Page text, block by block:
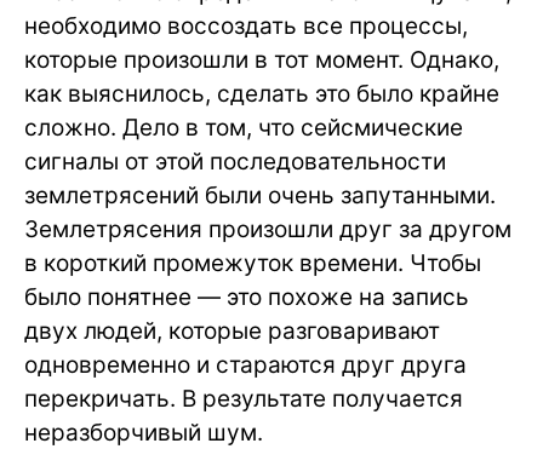
необходимо воссоздать все процессы,
которые произошли в тот момент. Однако,
как выяснилось, сделать это было крайне
сложно. Дело в том, что сейсмические
сигналы от этой последовательности
землетрясений были очень запутанными.
Землетрясения произошли друг за другом
в короткий промежуток времени. Чтобы
было понятнее — это похоже на запись
двух людей, которые разговаривают
одновременно и стараются друг друга
перекричать. В результате получается
неразборчивый шум.